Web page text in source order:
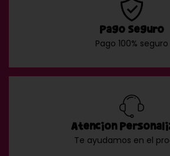
Pago Seguro
Pago 100% seguro
Atención
Te ayudamos en el